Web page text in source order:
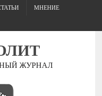
МНЕНИЕ
ЖУРНАЛ